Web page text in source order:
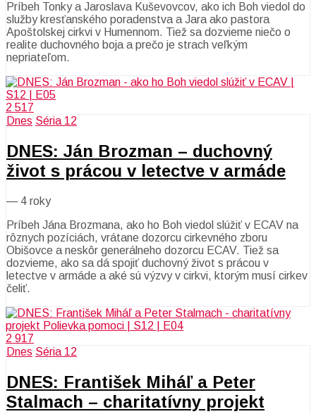
Príbeh Tonky a Jaroslava Kuševovcov, ako ich Boh viedol do
služby kresťanského poradenstva a Jara ako pastora
Apoštolskej cirkvi v Humennom. Tiež sa dozvieme niečo o
realite duchovného boja a prečo je strach veľkým
nepriateľom.
2 517
Dnes Séria 12
DNES: Ján Brozman – duchovný
život s prácou v letectve v armáde
— 4 roky
Príbeh Jána Brozmana, ako ho Boh viedol slúžiť v ECAV na
rôznych pozíciách, vrátane dozorcu cirkevného zboru
Obišovce a neskôr generálneho dozorcu ECAV. Tiež sa
dozvieme, ako sa dá spojiť duchovný život s prácou v
letectve v armáde a aké sú výzvy v cirkvi, ktorým musí cirkev
čeliť.
2 917
Dnes Séria 12
DNES: František Miháľ a Peter
Stalmach – charitatívny projekt